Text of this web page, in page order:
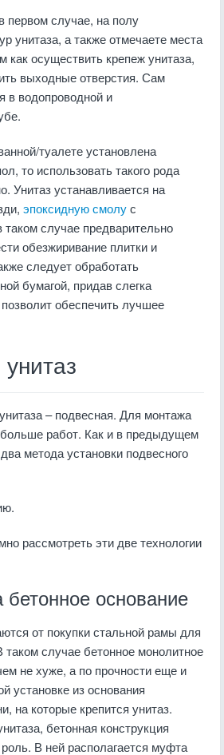
первом случае, на полу
унитаза, а также отмечаете места
как осуществить крепеж унитаза,
выходные отверстия. Сам
в водопроводной и
туалете установлена
то использовать такого рода
Унитаз устанавливается на
эпоксидную смолус
случае предварительно
обезжиривание плитки и
следует обработать
бумагой, придав слегка
обеспечить лучшее
– подвесная. Для монтажа
больше работ. Как и в предыдущем
метода установки подвесного
рассмотреть эти две технологии
бетонное основание
от покупки стальной рамы для
таком случае бетонное монолитное
не хуже, а по прочности еще и
установке из основания
на которые крепится унитаз.
бетонная конструкция
В ней располагается муфта